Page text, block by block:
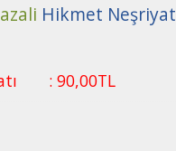
Hikmet Neşriyat
: 90,00TL